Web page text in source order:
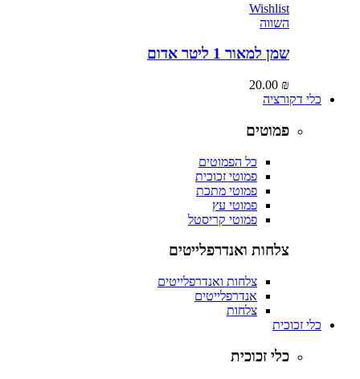
Wishlist
שמן למאור 1 ליטר אדום
20.00
כלי דקורציה
פמוטים
כל הפמוטים
פמוטי זכוכית
פמוטי מתכת
פמוטי עץ
פמוטי קריסטל
צלחות ואנדרפלייטים
צלחות ואנדרפלייטים
אנדרפלייטים
צלחות
כלי זכוכית
כלי זכוכית